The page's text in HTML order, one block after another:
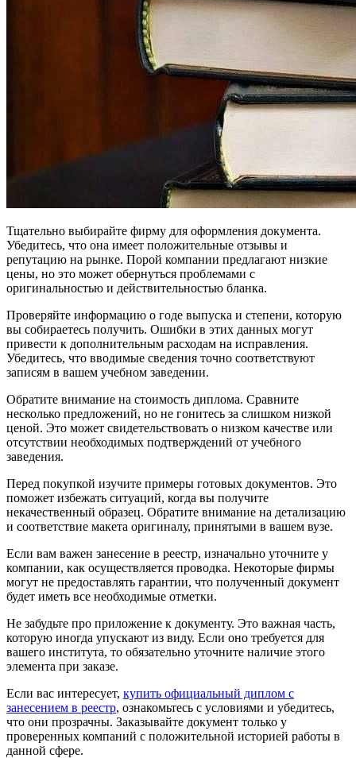
Тщательно выбирайте фирму для оформления документа.
Убедитесь, что она имеет положительные отзывы и
репутацию на рынке. Порой компании предлагают низкие
цены, но это может обернуться проблемами с
оригинальностью и действительностью бланка.
Проверяйте информацию о годе выпуска и степени, которую
вы собираетесь получить. Ошибки в этих данных могут
привести к дополнительным расходам на исправления.
Убедитесь, что вводимые сведения точно соответствуют
записям в вашем учебном заведении.
Обратите внимание на стоимость диплома. Сравните
несколько предложений, но не гонитесь за слишком низкой
ценой. Это может свидетельствовать о низком качестве или
отсутствии необходимых подтверждений от учебного
заведения.
Перед покупкой изучите примеры готовых документов. Это
поможет избежать ситуаций, когда вы получите
некачественный образец. Обратите внимание на детализацию
и соответствие макета оригиналу, принятыми в вашем вузе.
Если вам важен занесение в реестр, изначально уточните у
компании, как осуществляется проводка. Некоторые фирмы
могут не предоставлять гарантии, что полученный документ
будет иметь все необходимые отметки.
Не забудьте про приложение к документу. Это важная часть,
которую иногда упускают из виду. Если оно требуется для
вашего института, то обязательно уточните наличие этого
элемента при заказе.
Если вас интересует, купить официальный диплом с
занесением в реестр, ознакомьтесь с условиями и убедитесь,
что они прозрачны. Заказывайте документ только у
проверенных компаний с положительной историей работы в
данной сфере.